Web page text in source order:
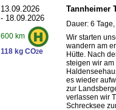
13.09.2026
- 18.09.2026
600 km
118 kg CO2e
Tannheimer
Dauer: 6
Wir starten
wandern am
Hütte. Nach
steigen wir
es wieder
zur
verlassen wir
Schrecksee